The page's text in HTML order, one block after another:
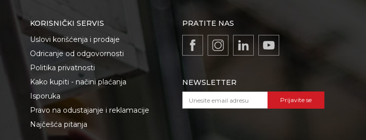
KORISNIČKI SERVIS
Uslovi korišćenja i prodaje
Odricanje od odgovornosti
Politika privatnosti
Kako kupiti - načini plaćanja
Isporuka
Pravo na odustajanje i reklamacije
Najčešća pitanja
PRATITE NAS
NEWSLETTER
Prijavite se